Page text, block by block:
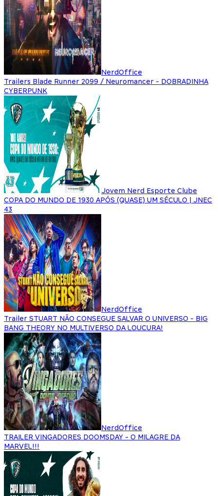
NerdOffice
Trailers Blade Runner 2099 / Neuromancer - DOBRADINHA
CYBERPUNK
Jovem Nerd Esporte Clube
COPA DO MUNDO DE 1930 APÓS (QUASE) UM SÉCULO | JNEC
43
NerdOffice
Trailer STUART NÃO CONSEGUE SALVAR O UNIVERSO - BIG
BANG THEORY NO MULTIVERSO DA LOUCURA!
NerdOffice
TRAILER VINGADORES DOOMSDAY - O MILAGRE DA
MARVEL!!!